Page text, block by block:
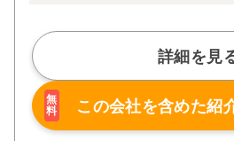
軒一軒違います
客様に喜んでい
でリフォームプ
った一つのプレ
にしています。
詳細を見
無
料
この会社を含めた紹